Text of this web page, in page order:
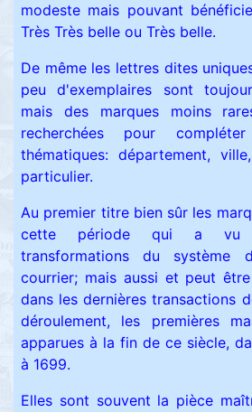
modeste mais pouvant
Très Très belle ou Très belle.
De même les lettres dites
peu d'exemplaires sont
mais des marques moins
recherchées pour
thématiques: département,
particulier.
Au premier titre bien sûr les
cette période qui a vu
transformations du système
courrier; mais aussi et peut
dans les dernières transactions
déroulement, les premières
apparues à la fin de ce siècle,
à 1699.
Elles sont souvent la pièce